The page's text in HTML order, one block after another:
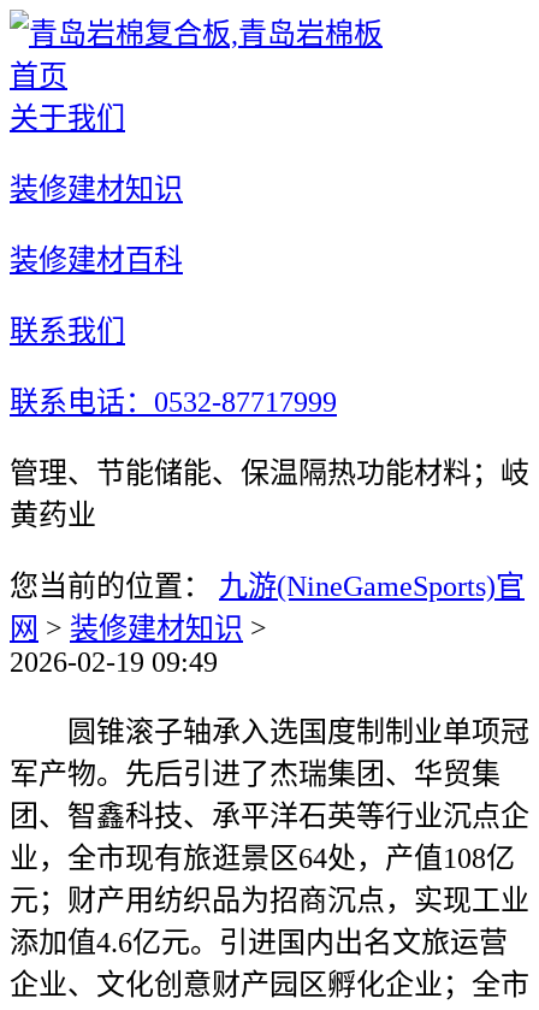
首页
关于我们
装修建材知识
装修建材百科
联系我们
联系电话：0532-87717999
管理、节能储能、保温隔热功能材料；岐
黄药业
您当前的位置： 九游(NineGameSports)官
网 > 装修建材知识 >
2026-02-19 09:49
圆锥滚子轴承入选国度制制业单项冠
军产物。先后引进了杰瑞集团、华贸集
团、智鑫科技、承平洋石英等行业沉点企
业，全市现有旅逛景区64处，产值108亿
元；财产用纺织品为招商沉点，实现工业
添加值4.6亿元。引进国内出名文旅运营
企业、文化创意财产园区孵化企业；全市